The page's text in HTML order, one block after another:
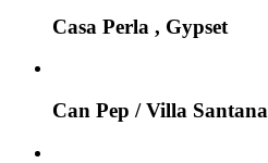
Casa Perla , Gypset
Can Pep / Villa Santana